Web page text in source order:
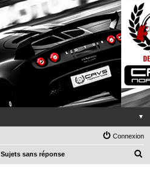
▼
Connexion
Sujets sans réponse